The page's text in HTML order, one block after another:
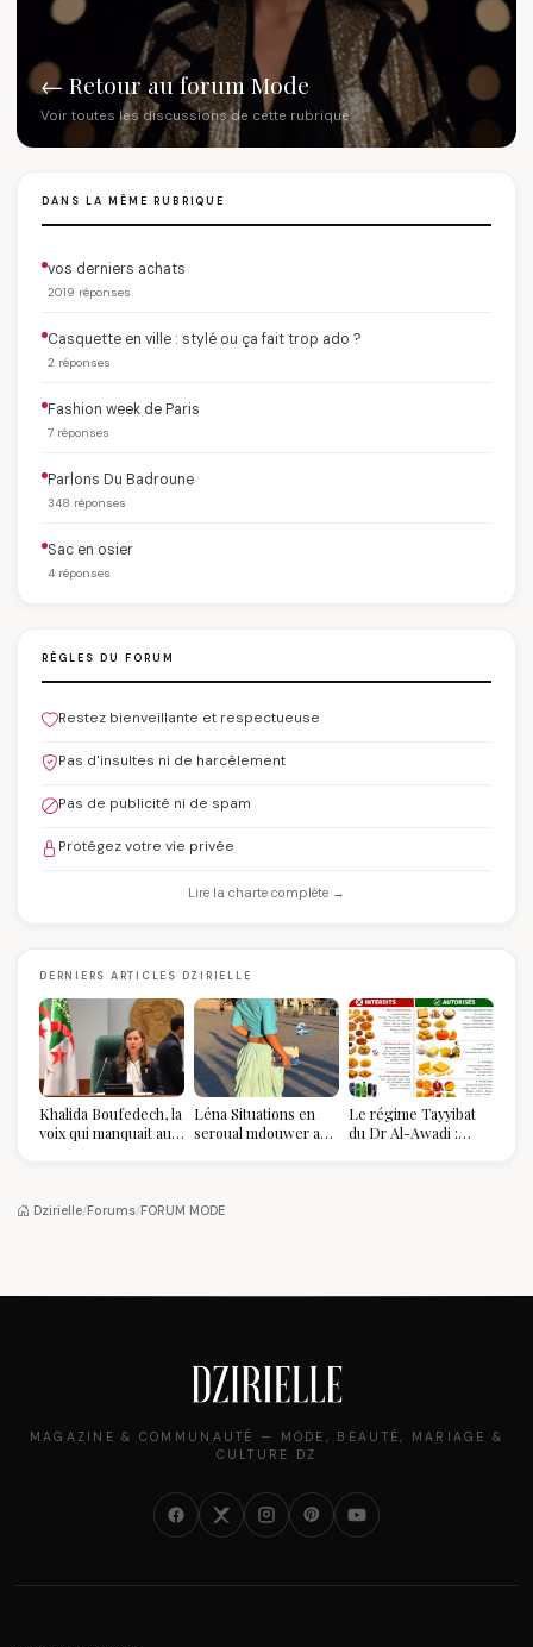
← Retour au forum Mode
Voir toutes les discussions de cette rubrique
DANS LA MÊME RUBRIQUE
vos derniers achats
2019 réponses
Casquette en ville : stylé ou ça fait trop ado ?
2 réponses
Fashion week de Paris
7 réponses
Parlons Du Badroune
348 réponses
Sac en osier
4 réponses
RÈGLES DU FORUM
Restez bienveillante et respectueuse
Pas d'insultes ni de harcèlement
Pas de publicité ni de spam
Protégez votre vie privée
Lire la charte complète →
DERNIERS ARTICLES DZIRIELLE
Khalida Boufedech, la
voix qui manquait au
Léna Situations en
seroual mdouwer au
pièce mode de l'été
Le régime Tayyibat
du Dr Al-Awadi :
Dzirielle/Forums/FORUM MODE
MAGAZINE & COMMUNAUTÉ — MODE, BEAUTÉ, MARIAGE &
CULTURE DZ